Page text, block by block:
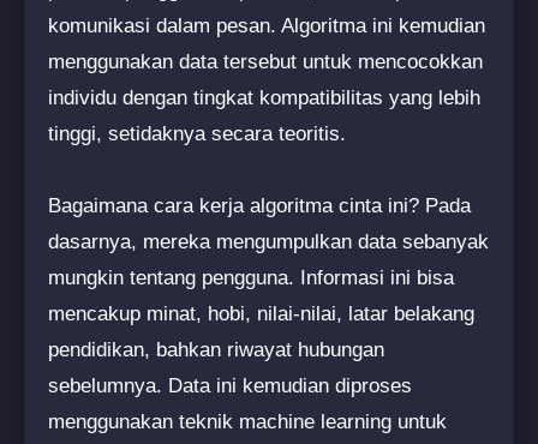
komunikasi dalam pesan. Algoritma ini kemudian
menggunakan data tersebut untuk mencocokkan
individu dengan tingkat kompatibilitas yang lebih
tinggi, setidaknya secara teoritis.
Bagaimana cara kerja algoritma cinta ini? Pada
dasarnya, mereka mengumpulkan data sebanyak
mungkin tentang pengguna. Informasi ini bisa
mencakup minat, hobi, nilai-nilai, latar belakang
pendidikan, bahkan riwayat hubungan
sebelumnya. Data ini kemudian diproses
menggunakan teknik machine learning untuk